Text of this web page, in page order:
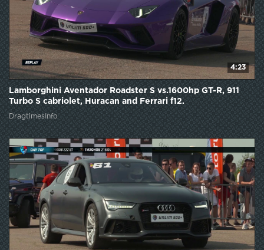
4:23
Lamborghini Aventador Roadster S vs.1600hp GT-R, 911
Turbo S cabriolet, Huracan and Ferrari f12.
DragtimesInfo